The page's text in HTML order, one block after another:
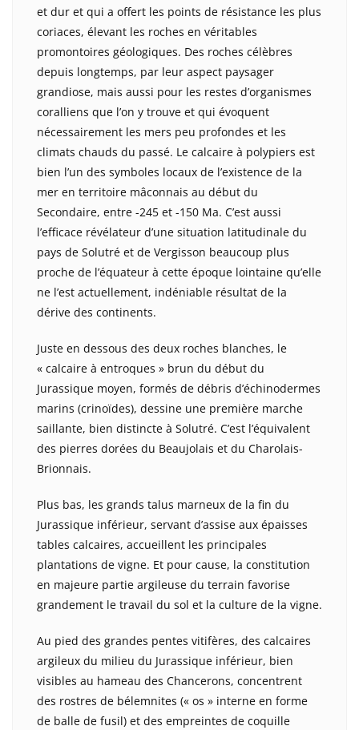
et dur et qui a offert les points de résistance les plus
coriaces, élevant les roches en véritables
promontoires géologiques. Des roches célèbres
depuis longtemps, par leur aspect paysager
grandiose, mais aussi pour les restes d’organismes
coralliens que l’on y trouve et qui évoquent
nécessairement les mers peu profondes et les
climats chauds du passé. Le calcaire à polypiers est
bien l’un des symboles locaux de l’existence de la
mer en territoire mâconnais au début du
Secondaire, entre -245 et -150 Ma. C’est aussi
l’efficace révélateur d’une situation latitudinale du
pays de Solutré et de Vergisson beaucoup plus
proche de l’équateur à cette époque lointaine qu’elle
ne l’est actuellement, indéniable résultat de la
dérive des continents.
Juste en dessous des deux roches blanches, le
« calcaire à entroques » brun du début du
Jurassique moyen, formés de débris d’échinodermes
marins (crinoïdes), dessine une première marche
saillante, bien distincte à Solutré. C’est l’équivalent
des pierres dorées du Beaujolais et du Charolais-
Brionnais.
Plus bas, les grands talus marneux de la fin du
Jurassique inférieur, servant d’assise aux épaisses
tables calcaires, accueillent les principales
plantations de vigne. Et pour cause, la constitution
en majeure partie argileuse du terrain favorise
grandement le travail du sol et la culture de la vigne.
Au pied des grandes pentes vitifères, des calcaires
argileux du milieu du Jurassique inférieur, bien
visibles au hameau des Chancerons, concentrent
des rostres de bélemnites (« os » interne en forme
de balle de fusil) et des empreintes de coquille